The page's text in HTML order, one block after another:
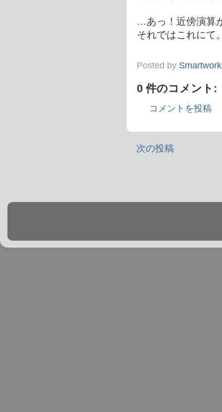
…あっ！近傍演算
それではこれにて
Posted by
0 件のコメント:
コメントを投稿
次の投稿